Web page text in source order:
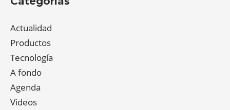
Actualidad
Productos
Tecnología
A fondo
Agenda
Videos